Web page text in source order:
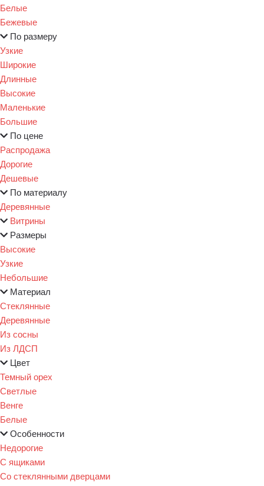
Белые
Бежевые
По размеру
Узкие
Широкие
Длинные
Высокие
Маленькие
Большие
По цене
Распродажа
Дорогие
Дешевые
По материалу
Деревянные
Витрины
Размеры
Высокие
Узкие
Небольшие
Материал
Стеклянные
Деревянные
Из сосны
Из ЛДСП
Цвет
Темный орех
Светлые
Венге
Белые
Особенности
Недорогие
С ящиками
Со стеклянными дверцами